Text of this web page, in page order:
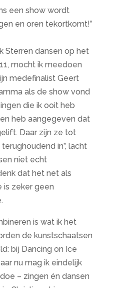
een show wordt
en oren tekortkomt!”
Sterren dansen op het
mocht ik meedoen
medefinalist Geert
als de show vond
die ik ooit heb
en heb aangegeven dat
Daar zijn ze tot
in”, lacht
niet echt
dat het net als
is zeker geen
is wat ik het
de kunstschaatsen
bij Dancing on Ice
nu mag ik eindelijk
– zingen én dansen